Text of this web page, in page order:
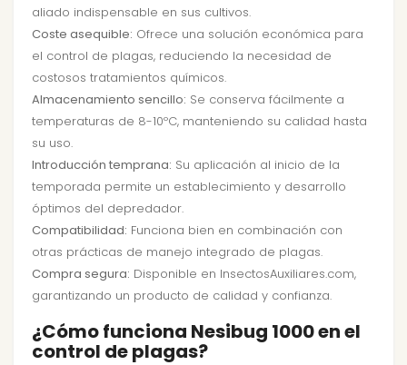
aliado indispensable en sus cultivos.
Coste asequible: Ofrece una solución económica para
el control de plagas, reduciendo la necesidad de
costosos tratamientos químicos.
Almacenamiento sencillo: Se conserva fácilmente a
temperaturas de 8-10ºC, manteniendo su calidad hasta
su uso.
Introducción temprana: Su aplicación al inicio de la
temporada permite un establecimiento y desarrollo
óptimos del depredador.
Compatibilidad: Funciona bien en combinación con
otras prácticas de manejo integrado de plagas.
Compra segura: Disponible en InsectosAuxiliares.com,
garantizando un producto de calidad y confianza.
¿Cómo funciona Nesibug 1000 en el
control de plagas?